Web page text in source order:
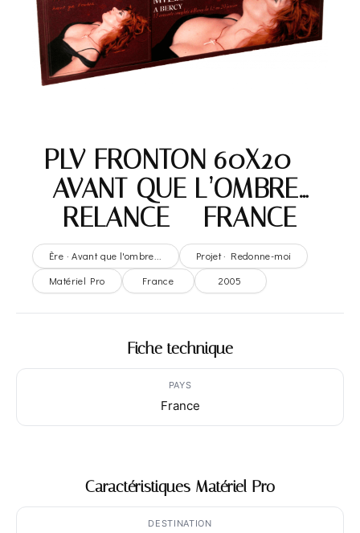
PLV FRONTON 60X20 –
AVANT QUE L’OMBRE…
RELANCE – FRANCE
Ère · Avant que l'ombre...
Projet · Redonne-moi
Matériel Pro
France 2005
Fiche technique
PAYS
France
Caractéristiques Matériel Pro
DESTINATION